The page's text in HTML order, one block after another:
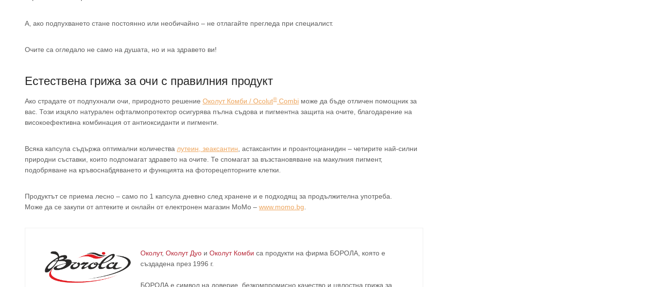
А, ако подпухването стане постоянно или необичайно – не отлагайте прегледа при специалист.
Очите са огледало не само на душата, но и на здравето ви!
Естествена грижа за очи с правилния продукт
Ако страдате от подпухнали очи, природното решение Околут Комби / Ocolut® Combi може да бъде отличен помощник за
вас. Този изцяло натурален офталмопротектор осигурява пълна съдова и пигментна защита на очите, благодарение на
високоефективна комбинация от антиоксиданти и пигменти.
Всяка капсула съдържа оптимални количества лутеин, зеаксантин, астаксантин и проантоцианидин – четирите най-силни
природни съставки, които подпомагат здравето на очите. Те спомагат за възстановяване на макулния пигмент,
подобряване на кръвоснабдяването и функцията на фоторецепторните клетки.
Продуктът се приема лесно – само по 1 капсула дневно след хранене и е подходящ за продължителна употреба.
Може да се закупи от аптеките и онлайн от електронен магазин MoMo – www.momo.bg.
Околут, Околут Дуои Околут Комби са продукти на фирма БОРОЛА, която е
създадена през 1996 г.
БОРОЛА е символ на доверие, безкомпромисно качество и цялостна грижа за